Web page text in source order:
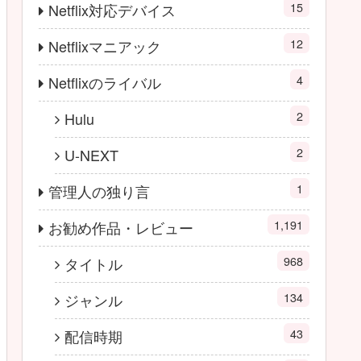
Netflix対応デバイス 15
Netflixマニアック 12
Netflixのライバル 4
Hulu 2
U-NEXT 2
管理人の独り言 1
お勧め作品・レビュー 1,191
タイトル 968
ジャンル 134
配信時期 43